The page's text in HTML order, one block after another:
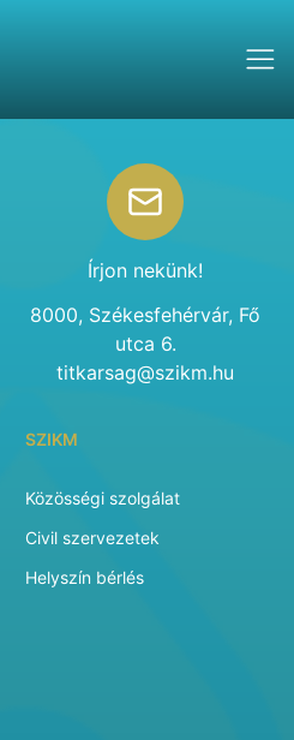
Írjon nekünk!
8000, Székesfehérvár, Fő
utca 6.
titkarsag@szikm.hu
SZIKM
Közösségi szolgálat
Civil szervezetek
Helyszín bérlés